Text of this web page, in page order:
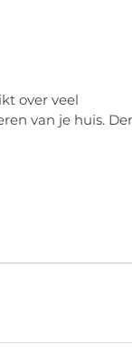
over veel
van je huis.